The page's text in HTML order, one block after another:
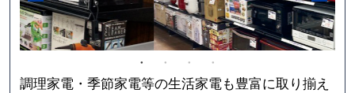
調理家電・季節家電等の生活家電も豊富に取り揃え